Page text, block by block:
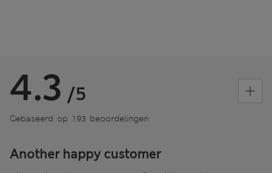
4.3 /5
Gebaseerd op 193 beoordelingen
Another happy customer